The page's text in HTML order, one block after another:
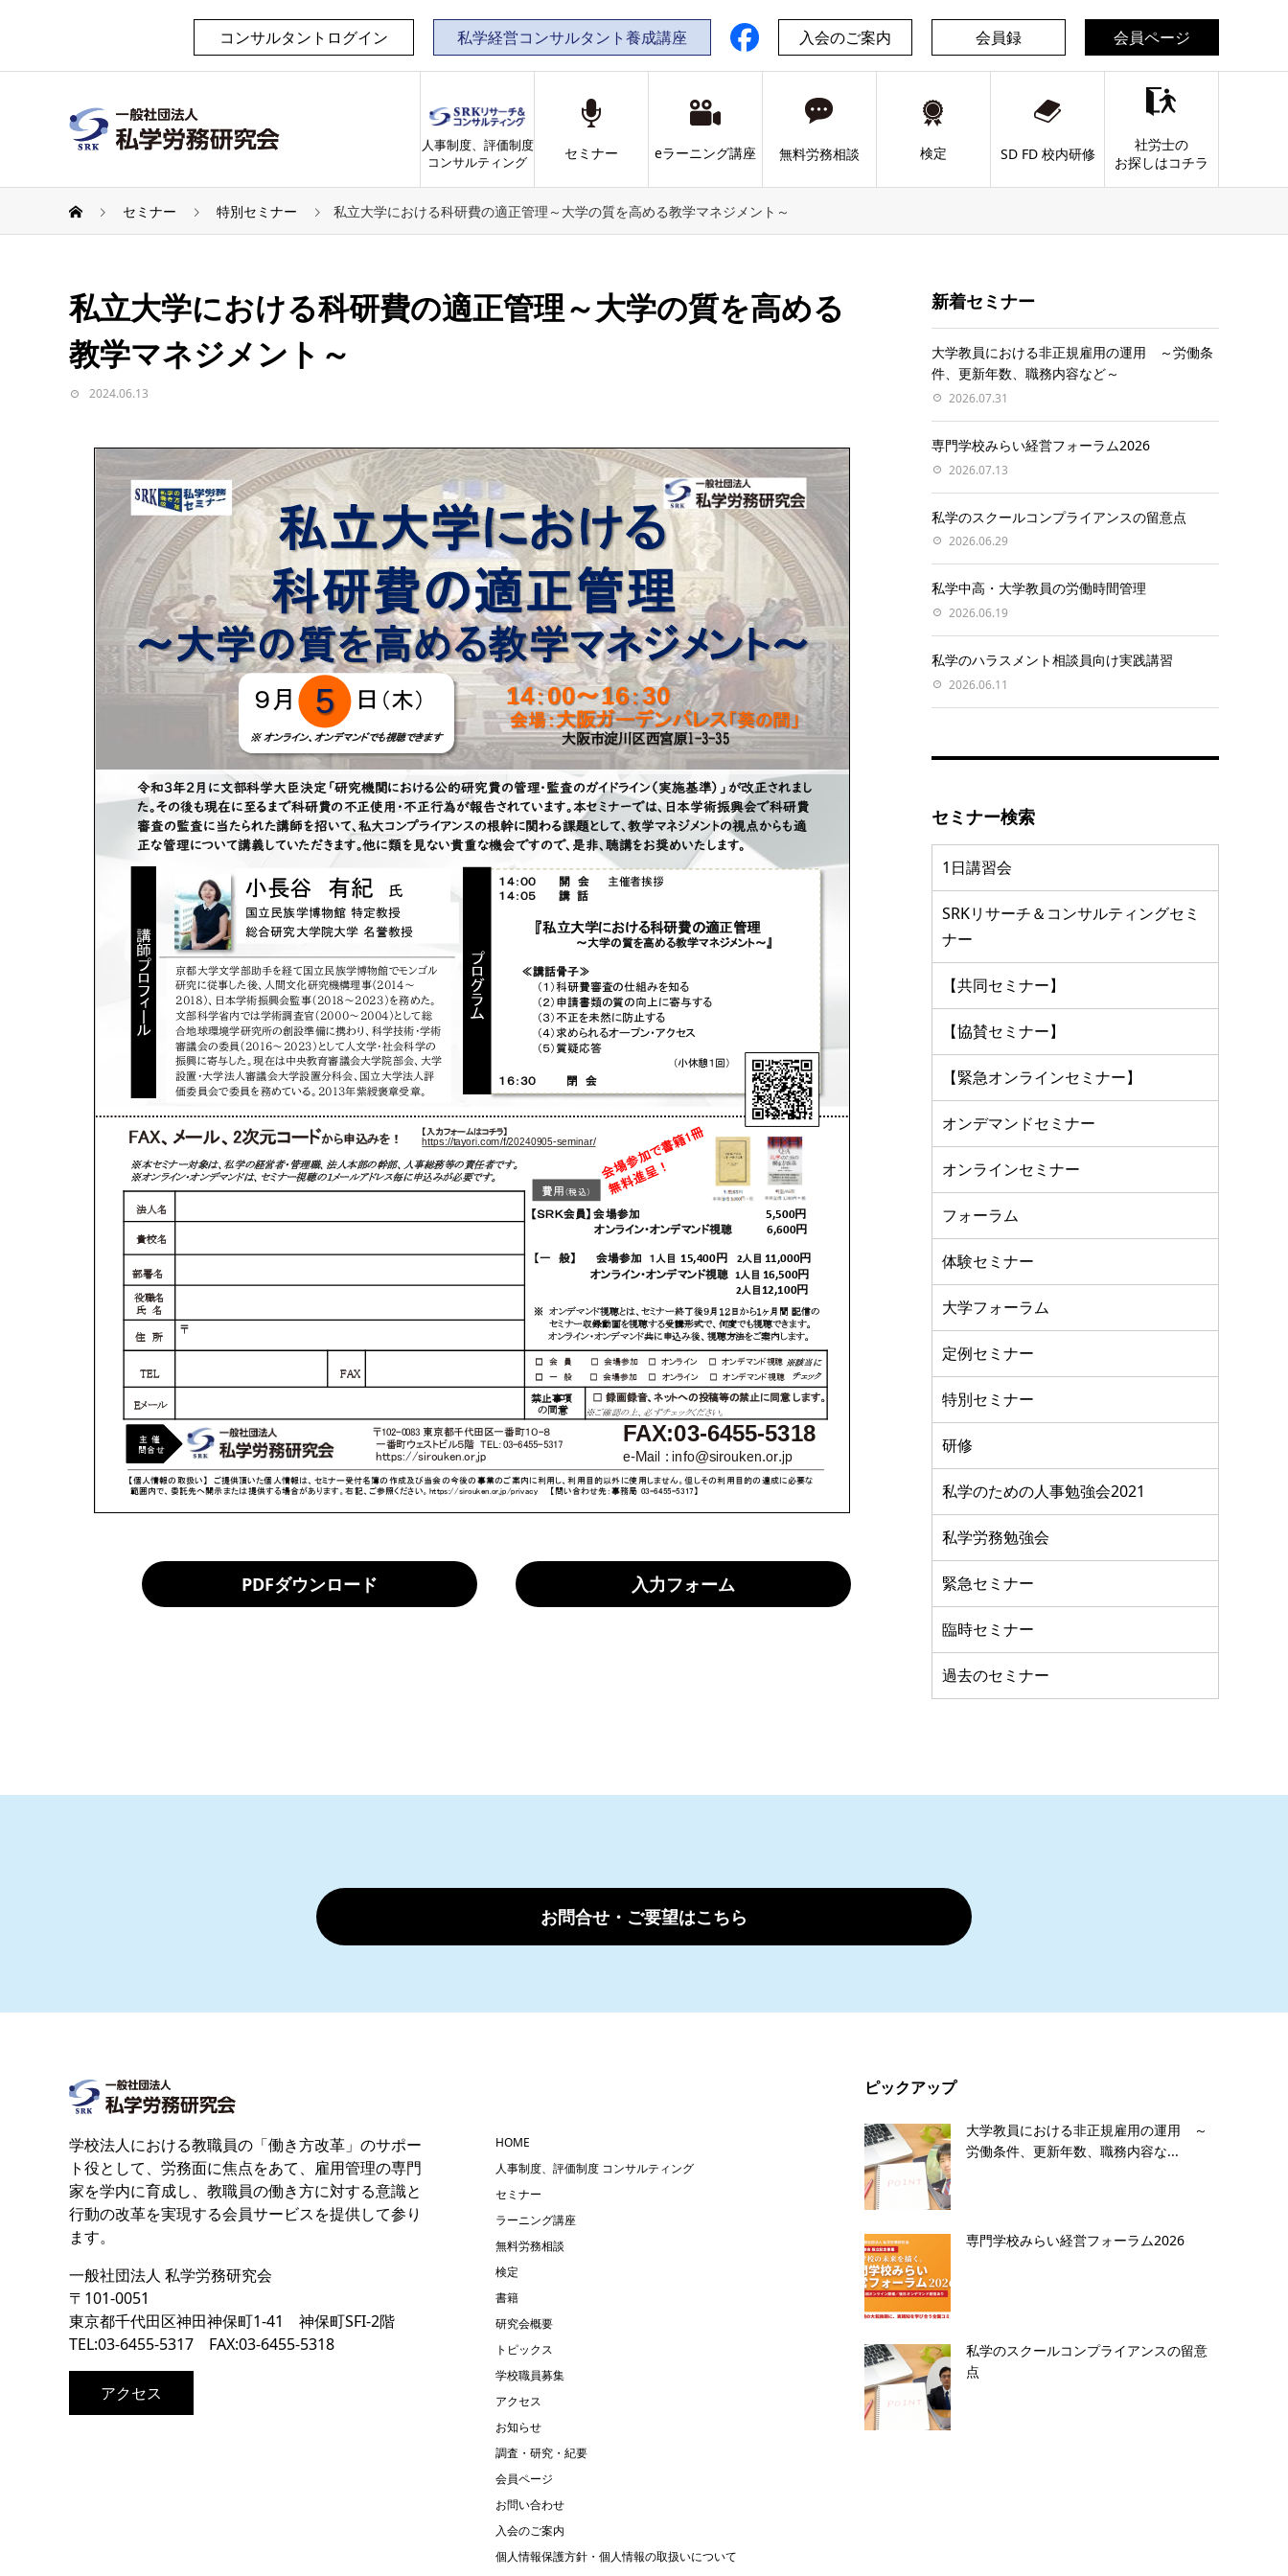
コンサルタントログイン 私学経営コンサルタント養成講座 入会のご案内 会員録 会員ページ
人事制度、評価制度
コンサルティング
セミナー eラーニング講座 無料労務相談 検定 SD FD 校内研修
社労士の
お探しはコチラ
セミナー 特別セミナー 私立大学における科研費の適正管理～大学の質を高める教学マネジメント～
私立大学における科研費の適正管理～大学の質を高める
教学マネジメント～
2024.06.13
PDFダウンロード 入力フォーム
新着セミナー
大学教員における非正規雇用の運用 ～労働条
件、更新年数、職務内容など～
2026.07.31
専門学校みらい経営フォーラム2026
2026.07.13
私学のスクールコンプライアンスの留意点
2026.06.29
私学中高・大学教員の労働時間管理
2026.06.19
私学のハラスメント相談員向け実践講習
2026.06.11
セミナー検索
1日講習会
SRKリサーチ＆コンサルティングセミ
ナー
【共同セミナー】
【協賛セミナー】
【緊急オンラインセミナー】
オンデマンドセミナー
オンラインセミナー
フォーラム
体験セミナー
大学フォーラム
定例セミナー
特別セミナー
研修
私学のための人事勉強会2021
私学労務勉強会
緊急セミナー
臨時セミナー
過去のセミナー
お問合せ・ご要望はこちら
学校法人における教職員の「働き方改革」のサポー
ト役として、労務面に焦点をあて、雇用管理の専門
家を学内に育成し、教職員の働き方に対する意識と
行動の改革を実現する会員サービスを提供して参り
ます。
一般社団法人 私学労務研究会
〒101-0051
東京都千代田区神田神保町1‐41 神保町SFI-2階
TEL:03-6455-5317 FAX:03-6455-5318
アクセス
HOME
人事制度、評価制度 コンサルティング
セミナー
ラーニング講座
無料労務相談
検定
書籍
研究会概要
トピックス
学校職員募集
アクセス
お知らせ
調査・研究・紀要
会員ページ
お問い合わせ
入会のご案内
個人情報保護方針・個人情報の取扱いについて
ピックアップ
大学教員における非正規雇用の運用 ～
労働条件、更新年数、職務内容な...
専門学校みらい経営フォーラム2026
私学のスクールコンプライアンスの留意
点